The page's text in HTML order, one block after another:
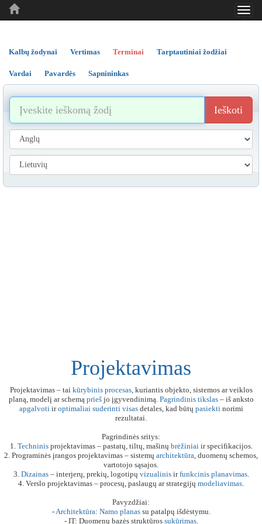
..
..
Kalbų žodynai Vertimas Terminai Tarptautiniai žodžiai
Vardai Pavardės Sapnininkas
Ieškoti
Projektavimas
Projektavimas – tai kūrybinis procesas, kuriantis objekto, sistemos ar veiklos
planą, modelį ar schemą priešjo įgyvendinimą. Pagrindinis tikslas– iš anksto
apgalvotiiroptimaliai suderinti visasdetales, kad būtų pasiektinorimi
rezultatai.
Pagrindinės sritys:
1. Techninisprojektavimas – pastatų, tiltų, mašinų brėžiniaiir specifikacijos.
2. Programinės įrangos projektavimas – sistemų architektūra, duomenų schemos,
vartotojo sąsajos.
3. Dizainas– interjerų, prekių, logotipų vizualinisirfunkcinis planavimas.
4. Verslo projektavimas – procesų, paslaugų ar strategijų modeliavimas.
Pavyzdžiai:
-Architektūra: Namo planassu patalpų išdėstymu.
- IT: Duomenų bazės struktūros sukūrimas.